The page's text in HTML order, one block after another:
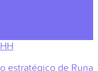
estratégico de Runa